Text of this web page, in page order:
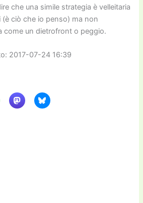
che una simile strategia è velleitaria
ciò che io penso) ma non
come un dietrofront o peggio.
2017-07-24 16:39